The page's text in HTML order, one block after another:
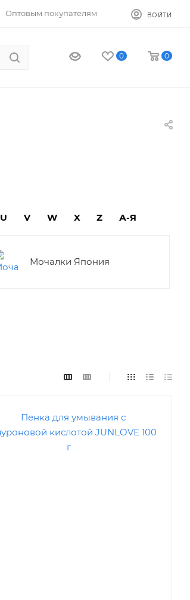
Оптовым покупателям ВОЙТИ
0 0
U V W X Z А-Я
Мочалки Япония